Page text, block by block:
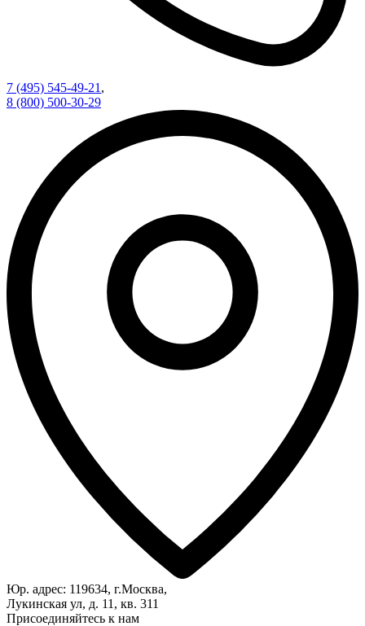
7 (495) 545-49-21 ,
8 (800) 500-30-29
Юр. адрес: 119634, г.Москва,
Лукинская ул, д. 11, кв. 311
Присоединяйтесь к нам